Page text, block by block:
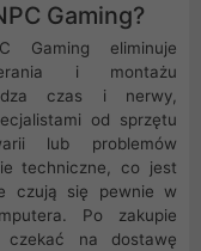
Gaming?
Gaming eliminuje
i montażu
czas i nerwy,
od sprzętu
lub problemów
techniczne, co jest
czują się pewnie w
Po zakupie
na dostawę